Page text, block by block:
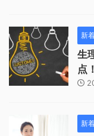
新
生
点
新